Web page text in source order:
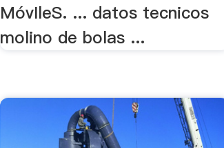
MóvIleS. ... datos tecnicos
molino de bolas ...